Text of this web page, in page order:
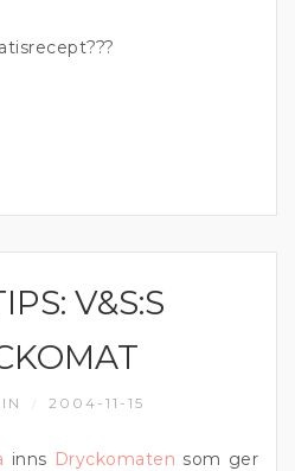
V&S:S
2004-11-15
inns Dryckomaten som ger